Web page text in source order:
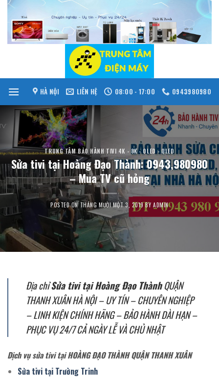
Skip
content
HÀ NỘI LIÊN HỆ 08:00 - 17:00 0943980980
TRUNG TÂM BẢO HÀNH TIVI 4K - 8K - OLED - QLED
Sửa tivi tại Hoàng Đạo Thành: 0943,980980
– Mua TV cũ hỏng
POSTED ONTHÁNG MƯỜI MỘT 3, 2019BYADMIN
Địa chỉSửa tivi tại Hoàng Đạo ThànhQUẬN
THANH XUÂN HÀ NỘI – UY TÍN – CHUYÊN NGHIỆP
– LINH KIỆN CHÍNH HÃNG – BẢO HÀNH DÀI HẠN –
PHỤC VỤ 24/7 CẢ NGÀY LỄ VÀ CHỦ NHẬT
Dịch vụ sửa tivi tại HOÀNG ĐẠO THÀNH QUẬN THANH XUÂN
Sửa tivi tại Trường Trinh